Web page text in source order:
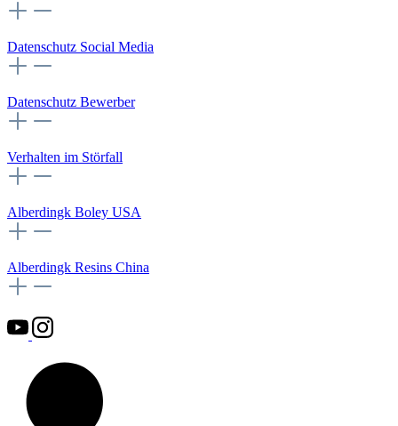
Datenschutz Social Media
Datenschutz Bewerber
Verhalten im Störfall
Alberdingk Boley USA
Alberdingk Resins China